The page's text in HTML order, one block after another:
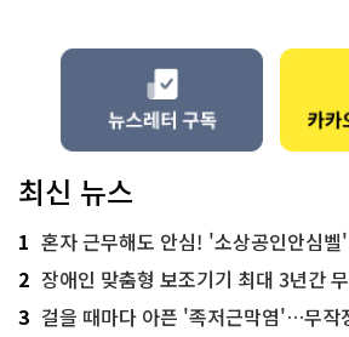
최신 뉴스
1 혼자 근무해도 안심! '소상공인안심
2 장애인 맞춤형 보조기기 최대 3년간 무상
3 걸을 때마다 아픈 '족저근막염'…무작정 참